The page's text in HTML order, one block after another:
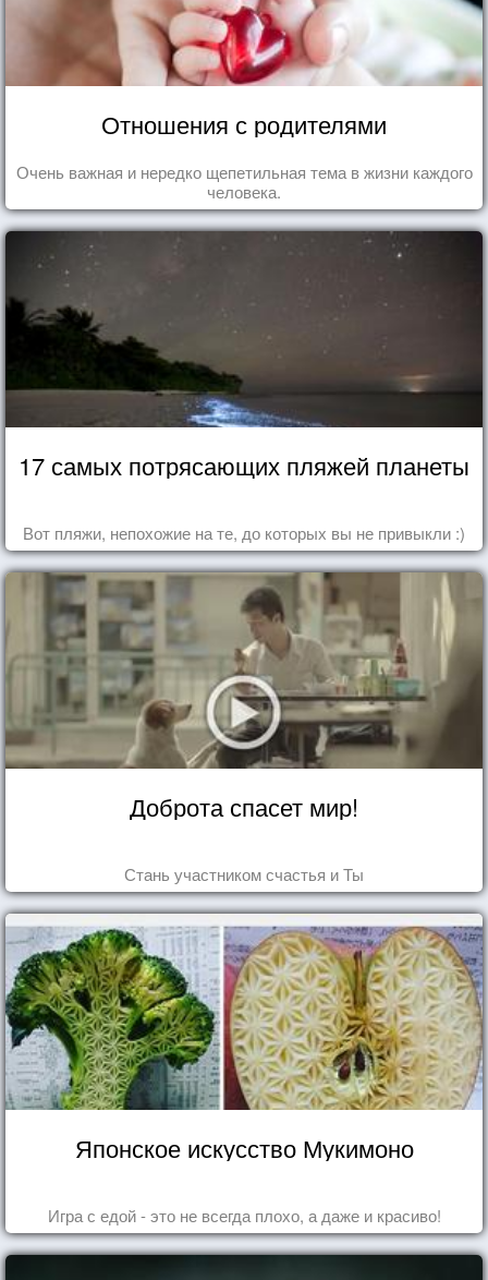
Отношения с родителями
Очень важная и нередко щепетильная тема в жизни каждого
человека.
17 самых потрясающих пляжей планеты
Вот пляжи, непохожие на те, до которых вы не привыкли :)
Доброта спасет мир!
Стань участником счастья и Ты
Японское искусство Мукимоно
Игра с едой - это не всегда плохо, а даже и красиво!